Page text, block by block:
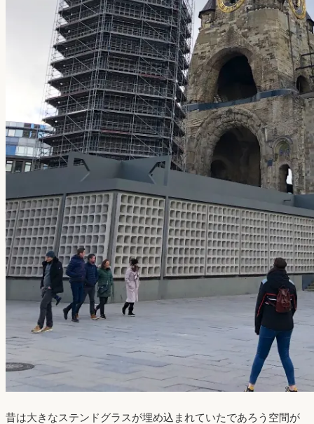
昔は大きなステンドグラスが埋め込まれていたであろう空間が